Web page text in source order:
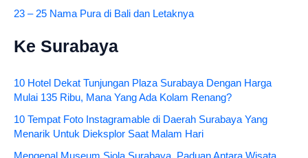
23 – 25 Nama Pura di Bali dan Letaknya
Ke Surabaya
10 Hotel Dekat Tunjungan Plaza Surabaya Dengan Harga
Mulai 135 Ribu, Mana Yang Ada Kolam Renang?
10 Tempat Foto Instagramable di Daerah Surabaya Yang
Menarik Untuk Dieksplor Saat Malam Hari